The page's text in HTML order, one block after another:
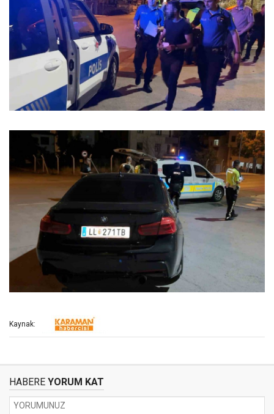
Kaynak:
HABERE YORUM KAT